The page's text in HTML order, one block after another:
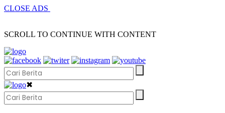
CLOSE ADS
SCROLL TO CONTINUE WITH CONTENT
✖